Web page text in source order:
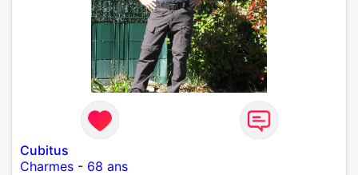
Cubitus
Charmes - 68 ans